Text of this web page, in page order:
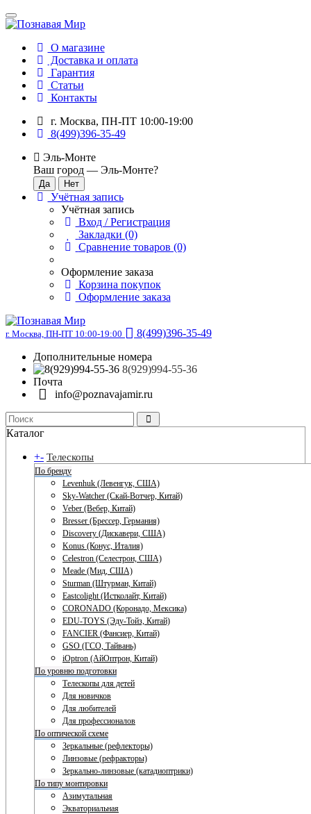
О магазине
Доставка и оплата
Гарантия
Статьи
Контакты
г. Москва, ПН-ПТ 10:00-19:00
8(499)396-35-49
Эль-Монте
Ваш город — Эль-Монте?
Учётная запись
Учётная запись
Вход / Регистрация
Закладки (0)
Сравнение товаров (0)
Оформление заказа
Корзина покупок
Оформление заказа
г. Москва, ПН-ПТ 10:00-19:00
8(499)396-35-49
Дополнительные номера
8(929)994-55-36
Почта
info@poznavajamir.ru
Каталог
+- Телескопы
По бренду
Levenhuk (Левенгук, США)
Sky-Watcher (Скай-Вотчер, Китай)
Veber (Вебер, Китай)
Bresser (Брессер, Германия)
Discovery (Дискавери, США)
Konus (Конус, Италия)
Celestron (Селестрон, США)
Meade (Мид, США)
Sturman (Штурман, Китай)
Eastcolight (Истколайт, Китай)
CORONADO (Коронадо, Мексика)
EDU-TOYS (Эду-Тойз, Китай)
FANCIER (Фансиер, Китай)
GSO (ГСО, Тайвань)
iOptron (АйОптрон, Китай)
По уровню подготовки
Телескопы для детей
Для новичков
Для любителей
Для профессионалов
По оптической схеме
Зеркальные (рефлекторы)
Линзовые (рефракторы)
Зеркально-линзовые (катадиоптрики)
По типу монтировки
Азимутальная
Экваториальная